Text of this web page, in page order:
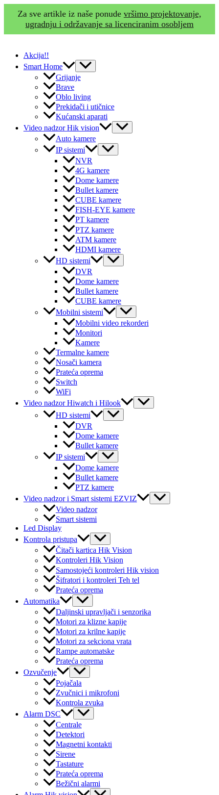
Za sve artikle iz naše ponude vršimo projektovanje,
ugradnju i održavanje sa licenciranim osobljem
contentAkcija!!
Smart Home
Menu
Toggle
Grijanje
Brave
Oblo living
Prekidači i utičnice
Kućanski aparati
Video nadzor Hik vision
Menu
Toggle
Auto kamere
IP sistemi
Menu
Toggle
NVR
4G kamere
Dome kamere
Bullet kamere
CUBE kamere
FISH-EYE kamere
PT kamere
PTZ kamere
ATM kamere
HDMI kamere
HD sistemi
Menu
Toggle
DVR
Dome kamere
Bullet kamere
CUBE kamere
Mobilni sistemi
Menu
Toggle
Mobilni video rekorderi
Monitori
Kamere
Termalne kamere
Nosači kamera
Prateća oprema
Switch
WiFi
Video nadzor Hiwatch i Hilook
Menu
Toggle
HD sistemi
Menu
Toggle
DVR
Dome kamere
Bullet kamere
IP sistemi
Menu
Toggle
Dome kamere
Bullet kamere
PTZ kamere
Video nadzor i Smart sistemi EZVIZ
Menu
Toggle
Video nadzor
Smart sistemi
Led Display
Kontrola pristupa
Menu
Toggle
Čitači kartica Hik Vision
Kontroleri Hik Vision
Samostojeći kontroleri Hik vision
Šifratori i kontroleri Teh tel
Prateća oprema
Automatika
Menu
Toggle
Daljinski upravljači i senzorika
Motori za klizne kapije
Motori za krilne kapije
Motori za sekciona vrata
Rampe automatske
Prateća oprema
Ozvučenje
Menu
Toggle
Pojačala
Zvučnici i mikrofoni
Kontrola zvuka
Alarm DSC
Menu
Toggle
Centrale
Detektori
Magnetni kontakti
Sirene
Tastature
Prateća oprema
Bežični alarmi
Menu